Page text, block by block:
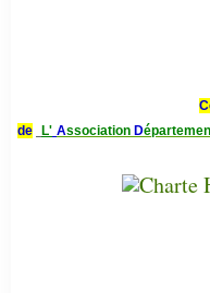
de
L' Association D